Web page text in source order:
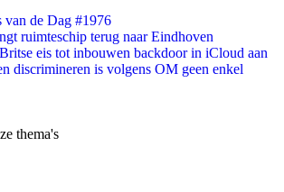
van de Dag #1976
ruimteschip terug naar Eindhoven
eis tot inbouwen backdoor in iCloud aan
discrimineren is volgens OM geen enkel
thema's